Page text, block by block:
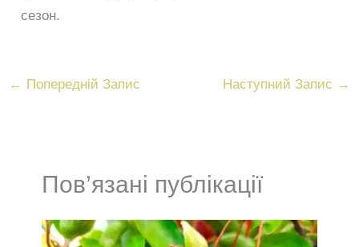
сезон.
← Попередній Запис Наступний Запис →
Пов’язані публікації